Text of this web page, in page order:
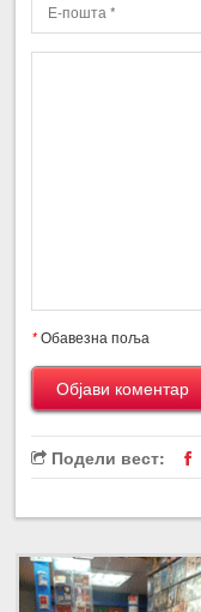
*Обавезна поља
Подели вест: